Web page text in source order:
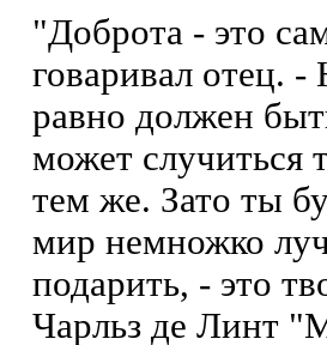
"Доброта - это
говаривал отец.
равно должен
может случиться
тем же. Зато ты
мир немножко
подарить, - это
Чарльз де Линт